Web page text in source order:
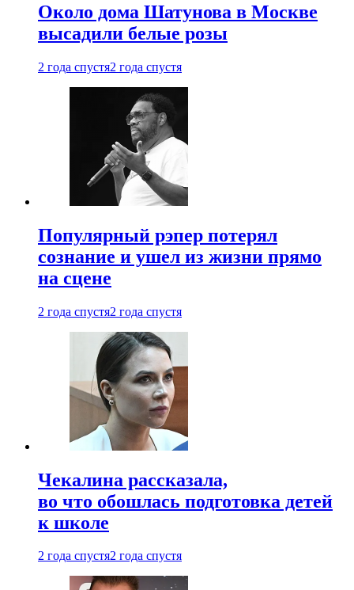
Около дома Шатунова в Москве
высадили белые розы
2 года спустя2 года спустя
Популярный рэпер потерял
сознание и ушел из жизни прямо
на сцене
2 года спустя2 года спустя
Чекалина рассказала,
во что обошлась подготовка детей
к школе
2 года спустя2 года спустя